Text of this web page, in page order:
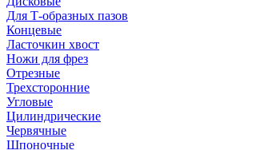
Для Т-образных пазов
Концевые
Ласточкин хвост
Ножи для фрез
Отрезные
Трехсторонние
Угловые
Цилиндрические
Червячные
Шпоночные